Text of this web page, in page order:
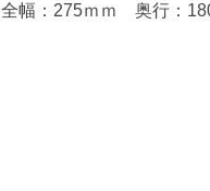
全幅：275ｍｍ 奥行：